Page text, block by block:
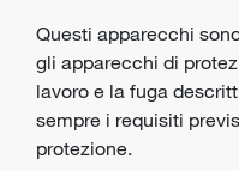
Questi apparecchi
gli apparecchi di
lavoro e la fuga
sempre i requisiti
protezione.